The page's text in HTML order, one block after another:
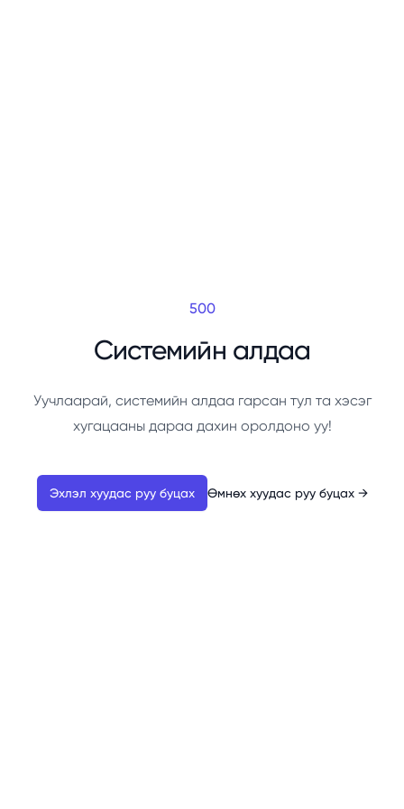
500
Системийн алдаа
Уучлаарай, системийн алдаа гарсан тул та хэсэг
хугацааны дараа дахин оролдоно уу!
Эхлэл хуудас руу буцах Өмнөх хуудас руу буцах →